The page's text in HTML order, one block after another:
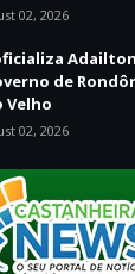
02, 2026
de
Velho
02, 2026